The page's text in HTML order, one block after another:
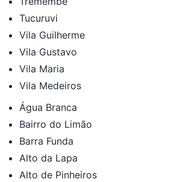
Tucuruvi
Vila Guilherme
Vila Gustavo
Vila Maria
Vila Medeiros
Água Branca
Bairro do Limão
Barra Funda
Alto da Lapa
Alto de Pinheiros